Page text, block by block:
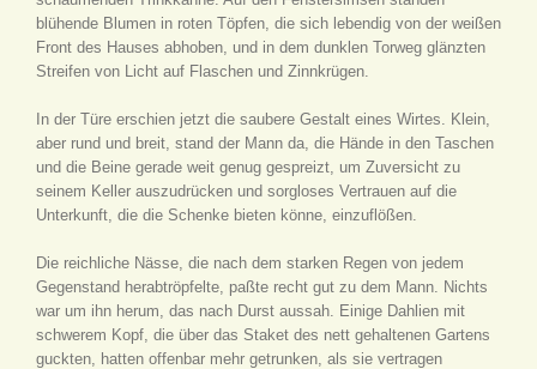
blühende Blumen in roten Töpfen, die sich lebendig von der weißen
Front des Hauses abhoben, und in dem dunklen Torweg glänzten
Streifen von Licht auf Flaschen und Zinnkrügen.
In der Türe erschien jetzt die saubere Gestalt eines Wirtes. Klein,
aber rund und breit, stand der Mann da, die Hände in den Taschen
und die Beine gerade weit genug gespreizt, um Zuversicht zu
seinem Keller auszudrücken und sorgloses Vertrauen auf die
Unterkunft, die die Schenke bieten könne, einzuflößen.
Die reichliche Nässe, die nach dem starken Regen von jedem
Gegenstand herabtröpfelte, paßte recht gut zu dem Mann. Nichts
war um ihn herum, das nach Durst aussah. Einige Dahlien mit
schwerem Kopf, die über das Staket des nett gehaltenen Gartens
guckten, hatten offenbar mehr getrunken, als sie vertragen